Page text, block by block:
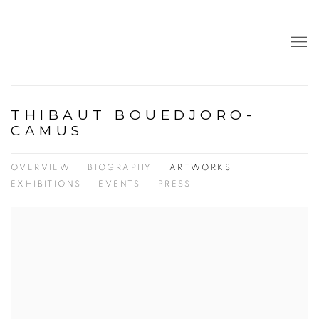
THIBAUT BOUEDJORO-
CAMUS
OVERVIEW BIOGRAPHY
ARTWORKS
EXHIBITIONS
EVENTS PRESS